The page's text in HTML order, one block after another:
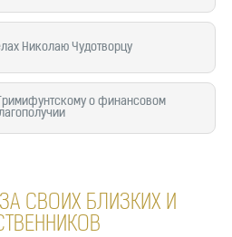
Николаю Чудотворцу
о финансовом
СВОИХ БЛИЗКИХ И